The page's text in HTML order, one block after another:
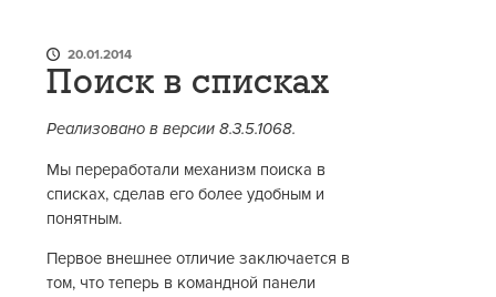
20.01.2014
Поиск в списках
Реализовано в версии 8.3.5.1068.
Мы переработали механизм поиска в
списках, сделав его более удобным и
понятным.
Первое внешнее отличие заключается в
том, что теперь в командной панели